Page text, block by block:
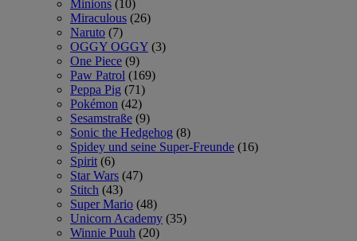
Minions (10)
Miraculous (26)
Naruto (7)
OGGY OGGY (3)
One Piece (9)
Paw Patrol (169)
Peppa Pig (71)
Pokémon (42)
Sesamstraße (9)
Sonic the Hedgehog (8)
Spidey und seine Super-Freunde (16)
Spirit (6)
Star Wars (47)
Stitch (43)
Super Mario (48)
Unicorn Academy (35)
Winnie Puuh (20)